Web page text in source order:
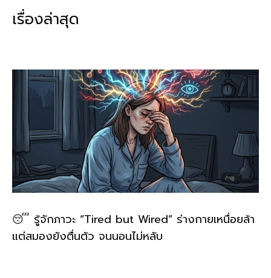
k
เรื่องล่าสุด
😴 รู้จักภาวะ “Tired but Wired” ร่างกายเหนื่อยล้า
แต่สมองยังตื่นตัว จนนอนไม่หลับ